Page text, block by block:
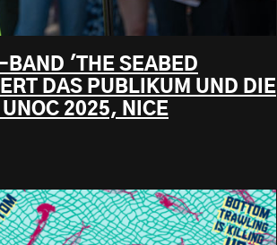
'THE SEABED
DAS PUBLIKUM UND DIE
2025, NICE